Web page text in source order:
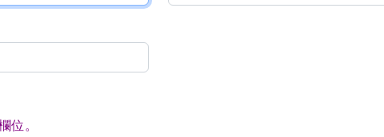
位。